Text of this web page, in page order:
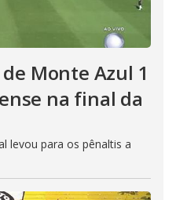
Monte Azul 1
na final da
levou para os pênaltis a